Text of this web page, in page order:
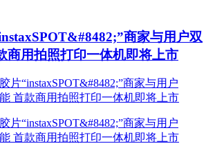
商家与用户双
商用拍照打印一体机即将上市